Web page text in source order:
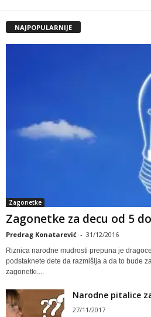
NAJPOPULARNIJE
Zagonetke
Zagonetke za decu od 5
Predrag Konatarević - 31/12/2016
Riznica narodne mudrosti prepuna je
podstaknete dete da razmišlja a da to bude
zagonetki....
Narodne pitalice
27/11/2017